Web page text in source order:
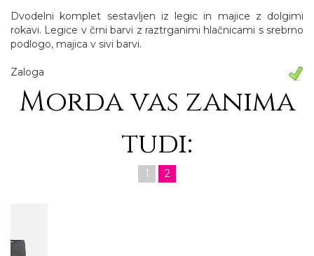
Dvodelni komplet sestavljen iz legic in majice z dolgimi
rokavi. Legice v črni barvi z raztrganimi hlačnicami s srebrno
podlogo, majica v sivi barvi.
Zaloga
Morda vas zanima
tudi:
1 2